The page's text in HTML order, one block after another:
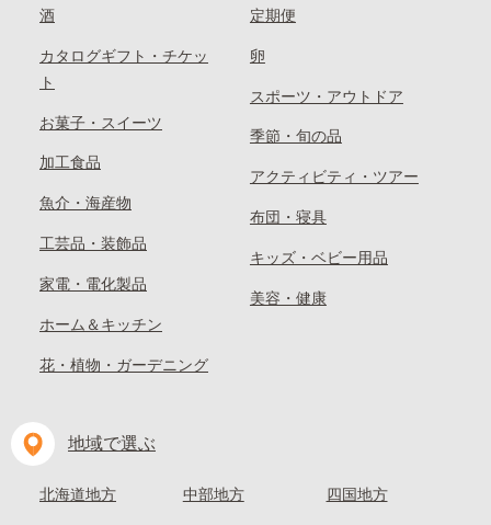
酒
カタログギフト・チケッ
ト
お菓子・スイーツ
加工食品
魚介・海産物
工芸品・装飾品
家電・電化製品
ホーム＆キッチン
花・植物・ガーデニング
定期便
卵
スポーツ・アウトドア
季節・旬の品
アクティビティ・ツアー
布団・寝具
キッズ・ベビー用品
美容・健康
地域で選ぶ
北海道地方 中部地方 四国地方